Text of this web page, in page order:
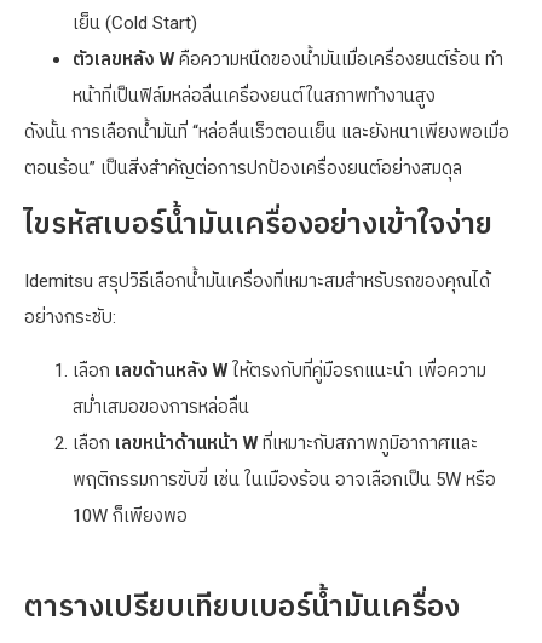
เย็น (Cold Start)
ตัวเลขหลัง W คือความหนืดของน้ำมันเมื่อเครื่องยนต์ร้อน ทำ
หน้าที่เป็นฟิล์มหล่อลื่นเครื่องยนต์ในสภาพทำงานสูง
ดังนั้น การเลือกน้ำมันที่ “หล่อลื่นเร็วตอนเย็น และยังหนาเพียงพอเมื่อ
ตอนร้อน” เป็นสิ่งสำคัญต่อการปกป้องเครื่องยนต์อย่างสมดุล
ไขรหัสเบอร์น้ำมันเครื่องอย่างเข้าใจง่าย
Idemitsu สรุปวิธีเลือกน้ำมันเครื่องที่เหมาะสมสำหรับรถของคุณได้
อย่างกระชับ:
เลือก เลขด้านหลัง W ให้ตรงกับที่คู่มือรถแนะนำ เพื่อความ
สม่ำเสมอของการหล่อลื่น
เลือก เลขหน้าด้านหน้า W ที่เหมาะกับสภาพภูมิอากาศและ
พฤติกรรมการขับขี่ เช่น ในเมืองร้อน อาจเลือกเป็น 5W หรือ
10W ก็เพียงพอ
ตารางเปรียบเทียบเบอร์น้ำมันเครื่อง